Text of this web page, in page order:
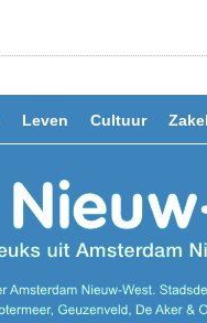
Leven Cultuur